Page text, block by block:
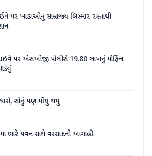
પર ખાડાઓનું સામ્રાજ્ય બિસ્માર રસ્તાથી
પર એસઓજી પોલીસે 19.80 લાખનું મોર્ફિન
સોનું પણ મોંઘુ થયું
ભારે પવન સાથે વરસાદની આગાહી